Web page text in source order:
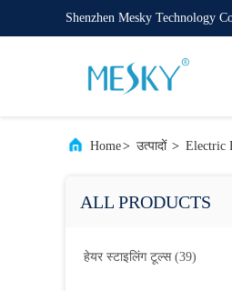
Shenzhen Mesky Technology
Home> उत्पादों > Electric
ALL PRODUCTS
हेयर स्टाइलिंग टूल्स(39)